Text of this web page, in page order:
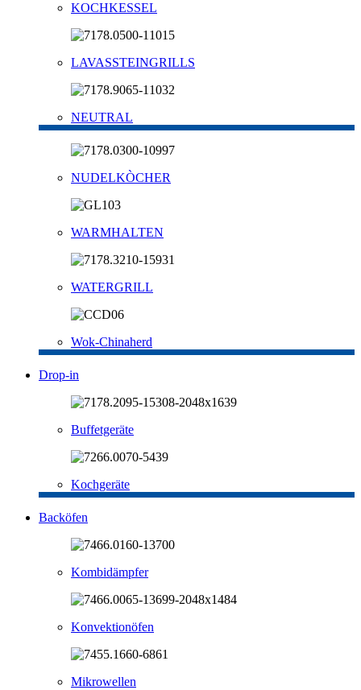
KOCHKESSEL
LAVASSTEINGRILLS
NEUTRAL
NUDELKÒCHER
WARMHALTEN
WATERGRILL
Wok-Chinaherd
Drop-in
Buffetgeräte
Kochgeräte
Backöfen
Kombidämpfer
Konvektionöfen
Mikrowellen